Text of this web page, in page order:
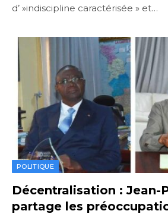
d’ »indiscipline caractérisée » et…
POLITIQUE
Décentralisation : Jean-
partage les